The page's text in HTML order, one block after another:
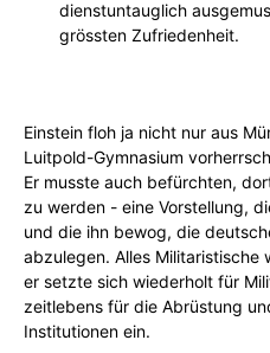
dienstuntauglich
grössten Zufriedenheit.
Einstein floh ja nicht nur aus
Luitpold-Gymnasium
Er musste auch befürchten,
zu werden - eine Vorstellung,
und die ihn bewog, die
abzulegen. Alles Militaristische
er setzte sich wiederholt für
zeitlebens für die Abrüstung
Institutionen ein.